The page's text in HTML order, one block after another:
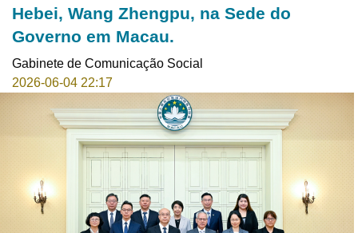
Hebei, Wang Zhengpu, na Sede do
Governo em Macau.
Gabinete de Comunicação Social
2026-06-04 22:17